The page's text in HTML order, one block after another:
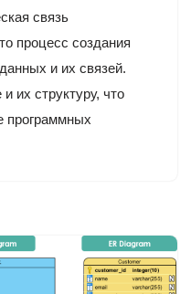
связь
процесс создания
и их связей.
их структуру, что
программных